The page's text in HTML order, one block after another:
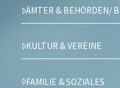
ÄMTER & BEHÖRDEN/
KULTUR & VEREINE
FAMILIE & SOZIALES